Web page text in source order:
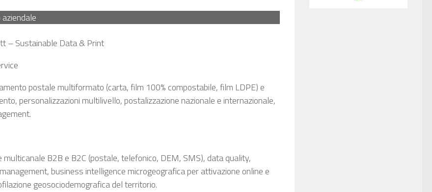
– Sustainable Data & Print
postale multiformato (carta, film 100% compostabile, film LDPE) e
personalizzazioni multilivello, postalizzazione nazionale e internazionale,
multicanale B2B e B2C (postale, telefonico, DEM, SMS), data quality,
business intelligence microgeografica per attivazione online e
geosociodemografica del territorio.